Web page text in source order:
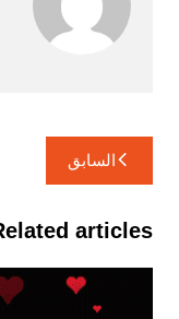
تصفّح
المقالات
السابق
articles